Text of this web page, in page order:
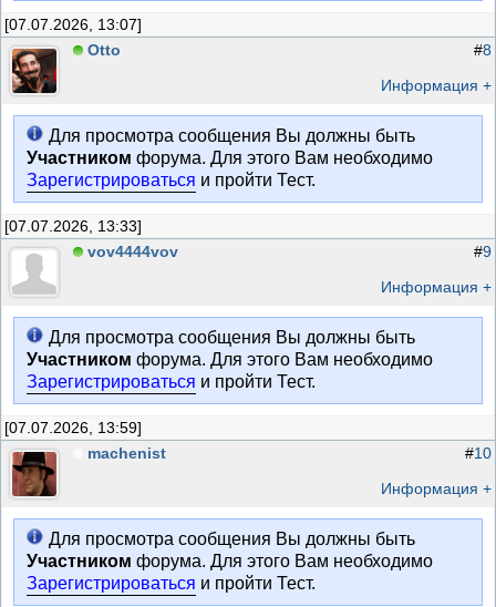
[07.07.2026, 13:07]
Otto
#8
Информация +
Для просмотра сообщения Вы должны быть
Участником форума. Для этого Вам необходимо
Зарегистрироваться и пройти Тест.
[07.07.2026, 13:33]
vov4444vov
#9
Информация +
Для просмотра сообщения Вы должны быть
Участником форума. Для этого Вам необходимо
Зарегистрироваться и пройти Тест.
[07.07.2026, 13:59]
machenist
#10
Информация +
Для просмотра сообщения Вы должны быть
Участником форума. Для этого Вам необходимо
Зарегистрироваться и пройти Тест.